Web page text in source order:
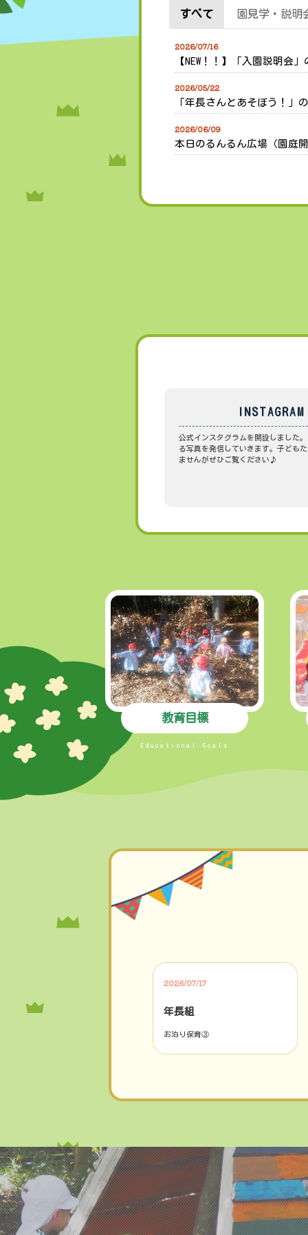
すべて 園見学・説明
2026/07/16
【NEW！！】「入園説明会
2026/05/22
「年長さんとあそぼう！」
2026/06/09
本日のるんるん広場（園庭
INSTAGRAM
公式インスタグラムを開設しました
る写真を発信していきます。子ども
ませんがぜひご覧ください♪
教育目標
Educational Goals
2026/07/17
年長組
お泊り保育③